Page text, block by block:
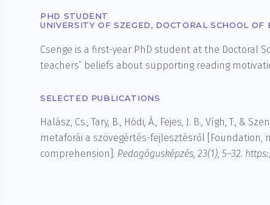
PHD STUDENT
UNIVERSITY OF SZEGED, DOCTORAL SCHOOL OF
Csenge is a first-year PhD student at the Doctoral
teachers’ beliefs about supporting reading
SELECTED PUBLICATIONS
Halász, Cs., Tary, B., Hódi, Á., Fejes, J. B., Vígh, T., &
metaforái a szövegértés-fejlesztésről [
Foundation,
comprehension]. Pedagógusképzés, 23(1), 5–32.